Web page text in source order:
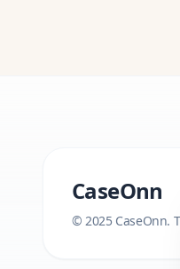
CaseOnn
© 2025 CaseOnn.